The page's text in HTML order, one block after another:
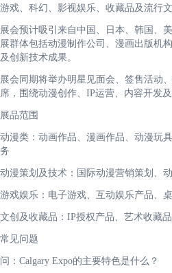
游戏、科幻、影视娱乐、收藏品及流行
展会预计吸引来自中国、日本、韩国、
展群体包括动漫制作公司、漫画出版机
及创新技术成果。
展会同期将举办明星见面会、签售活动
席，围绕动漫创作、IP运营、内容开发
展品范围
动漫类：动画作品、漫画作品、动漫玩
务
动漫策划及技术：国际动漫营销策划、
游戏娱乐：电子游戏、互动娱乐产品、
文创及收藏品：IP授权产品、艺术收藏
常见问题
问：Calgary Expo的主要特色是什么？